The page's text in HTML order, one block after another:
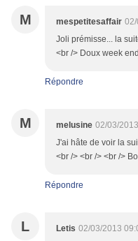
M mespetitesaffair
Joli prémisse... la
<br /> Doux week
Répondre
M melusine 02/03/
J'ai hâte de voir la
<br /> <br /> <br />
Répondre
L Letis 02/03/2013